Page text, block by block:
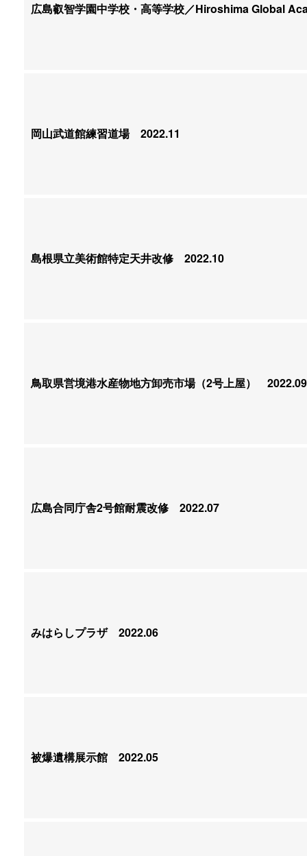
広島叡智学園中学校・高等学校／Hiroshima Global
岡山武道館練習道場2022.11
島根県立美術館特定天井改修 2022.10
鳥取県営境港水産物地方卸売市場（2号上屋） 2022.09
広島合同庁舎2号館耐震改修 2022.07
みはらしプラザ2022.06
被爆遺構展示館 2022.05